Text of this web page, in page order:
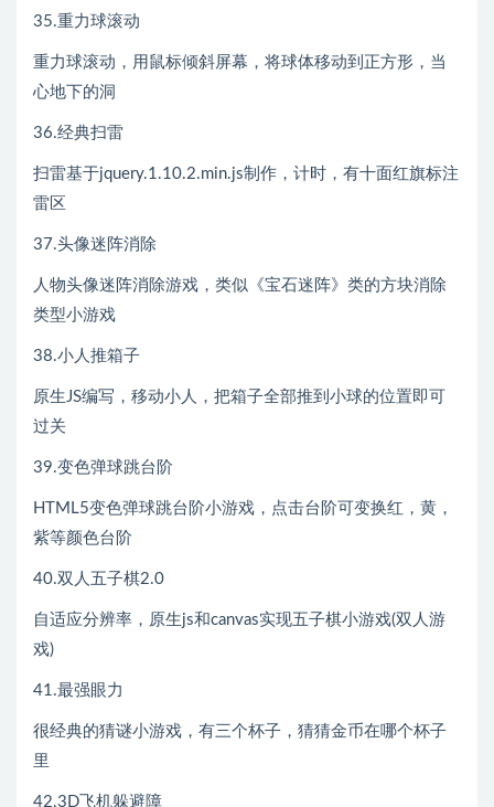
35.重力球滚动
重力球滚动，用鼠标倾斜屏幕，将球体移动到正方形，当
心地下的洞
36.经典扫雷
扫雷基于jquery.1.10.2.min.js制作，计时，有十面红旗标注
雷区
37.头像迷阵消除
人物头像迷阵消除游戏，类似《宝石迷阵》类的方块消除
类型小游戏
38.小人推箱子
原生JS编写，移动小人，把箱子全部推到小球的位置即可
过关
39.变色弹球跳台阶
HTML5变色弹球跳台阶小游戏，点击台阶可变换红，黄，
紫等颜色台阶
40.双人五子棋2.0
自适应分辨率，原生js和canvas实现五子棋小游戏(双人游
戏)
41.最强眼力
很经典的猜谜小游戏，有三个杯子，猜猜金币在哪个杯子
里
42.3D飞机躲避障